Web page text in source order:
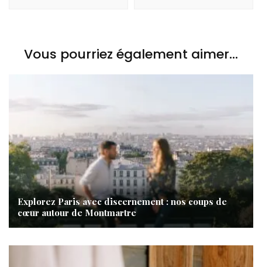
Vous pourriez également aimer...
Explorez Paris avec discernement : nos coups de
cœur autour de Montmartre